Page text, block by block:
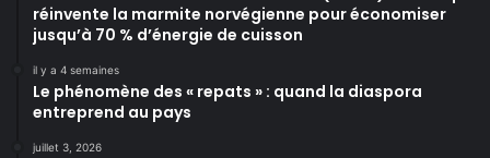
réinvente la marmite norvégienne pour économiser
jusqu’à 70 % d’énergie de cuisson
il y a 4 semaines
Le phénomène des « repats » : quand la diaspora
entreprend au pays
juillet 3, 2026